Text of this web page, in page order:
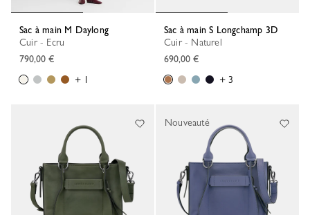
Sac à main M Daylong
Cuir - Ecru
790,00 €
+ 1
Sac à main S Longchamp 3D
Cuir - Naturel
690,00 €
+ 3
Nouveauté